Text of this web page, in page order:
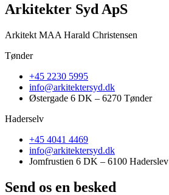
Arkitekter Syd ApS
Arkitekt MAA Harald Christensen
Tønder
+45 2230 5995
info@arkitektersyd.dk
Østergade 6 DK – 6270 Tønder
Haderselv
+45 4041 4469
info@arkitektersyd.dk
Jomfrustien 6 DK – 6100 Haderslev
Send os en besked